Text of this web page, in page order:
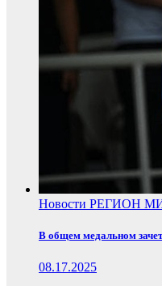
Новости РЕГИОН
В общем медальном
08.17.2025